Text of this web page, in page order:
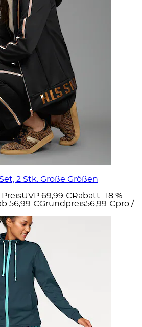
2 Stk. Große Größen
UVP 69,99 € Rabatt- 18 %
56,99 €Grundpreis56,99 €pro /